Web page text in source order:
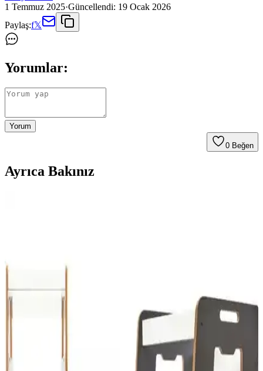
1 Temmuz 2025·Güncellendi: 19 Ocak 2026
Paylaş:f𝕏
Yorumlar:
Yorum
0 Beğen
Ayrıca Bakınız
kullanım alanlarını detaylı şekilde inceliyor.
Palmiye Hobi Sanat Kırtasiye Sayılarla Boyama
Setleri Karşılaştırması ve Detaylı İnceleme
Palmiye Hobi Sanat kırtasiye'nin Kayık ve Sahil Kasabası temalı
sayılarla boyama setleri detaylı karşılaştırması. Her iki ürünün
özellikleri, kullanıcı yorumları ve avantajlarıyla hangi setin size
uygun olduğunu keşfedin.